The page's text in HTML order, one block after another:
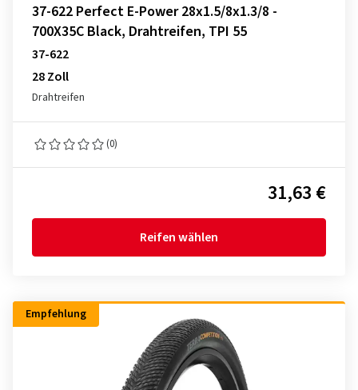
37-622 Perfect E-Power 28x1.5/8x1.3/8 -
700X35C Black, Drahtreifen, TPI 55
37-622
28 Zoll
Drahtreifen
(0)
31,63 €
Reifen wählen
Empfehlung